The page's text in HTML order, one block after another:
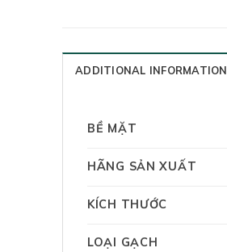
ADDITIONAL INFORMATION
BỀ MẶT
HÃNG SẢN XUẤT
KÍCH THƯỚC
LOẠI GẠCH